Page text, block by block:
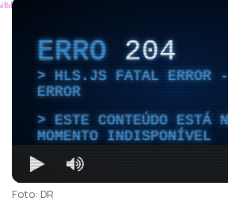
ERRO204
HLS.JS FATAL ERROR -
ERROR
ESTE CONTEÚDO ESTÁ
MOMENTO INDISPONÍVEL
Foto: DR